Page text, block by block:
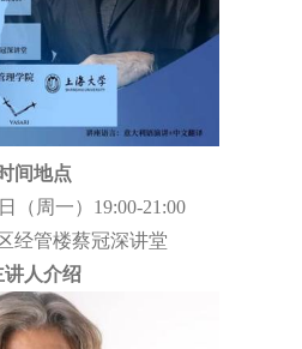
时间地点
（周一） 19:00-21:00
经管楼蔡冠深讲堂
讲人介绍